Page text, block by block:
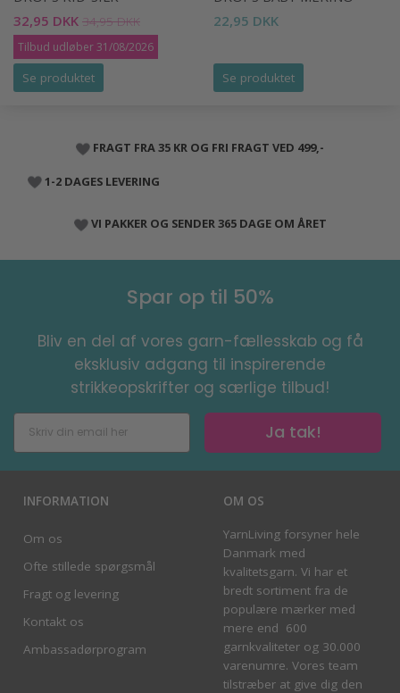
32,95 DKK 34,95 DKK
Tilbud udløber 31/08/2026
Se produktet
22,95 DKK
Se produktet
FRAGT FRA 35 KR OG FRI FRAGT VED 499,-
1-2 DAGES LEVERING
VI PAKKER OG SENDER 365 DAGE OM ÅRET
Spar op til 50%
Bliv en del af vores garn-fællesskab og få
eksklusiv adgang til inspirerende
strikkeopskrifter og særlige tilbud!
Ja tak!
INFORMATION
Om os
Ofte stillede spørgsmål
Fragt og levering
Kontakt os
Ambassadørprogram
OM OS
YarnLiving forsyner hele
Danmark med
kvalitetsgarn. Vi har et
bredt sortiment fra de
populære mærker med
mere end 600
garnkvaliteter og 30.000
varenumre. Vores team
tilstræber at give dig den